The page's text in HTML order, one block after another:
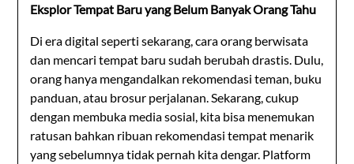
Eksplor Tempat Baru yang Belum Banyak Orang Tahu
Di era digital seperti sekarang, cara orang berwisata
dan mencari tempat baru sudah berubah drastis. Dulu,
orang hanya mengandalkan rekomendasi teman, buku
panduan, atau brosur perjalanan. Sekarang, cukup
dengan membuka media sosial, kita bisa menemukan
ratusan bahkan ribuan rekomendasi tempat menarik
yang sebelumnya tidak pernah kita dengar. Platform